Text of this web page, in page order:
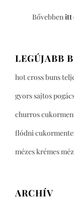
Bővebben itt
LEGÚJABB
hot cross buns
gyors sajtos
churros
flódni
mézes krémes
ARCHÍV